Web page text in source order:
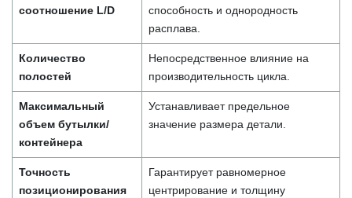
соотношение L/D
способность и однородность
расплава.
Количество
полостей
Непосредственное влияние на
производительность цикла.
Максимальный
объем бутылки/
контейнера
Устанавливает предельное
значение размера детали.
Точность
позиционирования
Гарантирует равномерное
центрирование и толщину